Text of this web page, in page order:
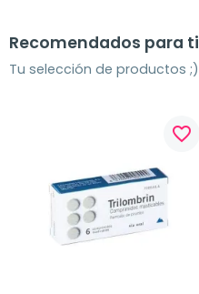
Recomendados para ti
Tu selección de productos ;)
favorite_border